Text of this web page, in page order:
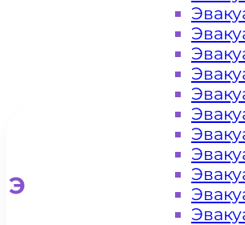
Эвакуатор для